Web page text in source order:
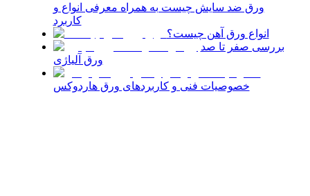
ورق ضد سایش چیست به همراه معرفی انواع و
کاربرد
انواع ورق آهن چیست؟
بررسی صفر تا صد
ورق آلیاژی
خصوصیات فنی و کاربردهای ورق هاردوکس